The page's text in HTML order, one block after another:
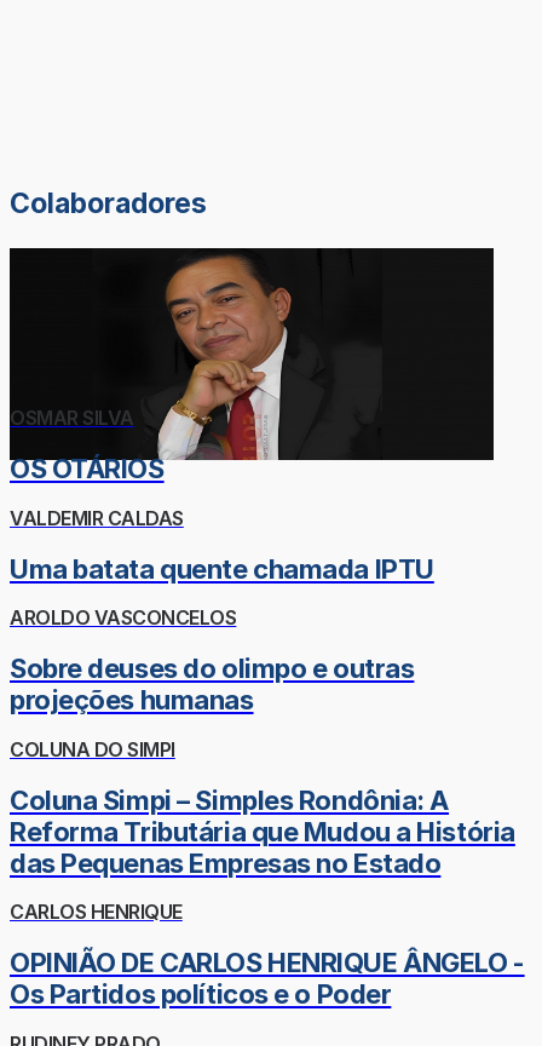
Colaboradores
OSMAR SILVA
OS OTÁRIOS
VALDEMIR CALDAS
Uma batata quente chamada IPTU
AROLDO VASCONCELOS
Sobre deuses do olimpo e outras
projeções humanas
COLUNA DO SIMPI
Coluna Simpi – Simples Rondônia: A
Reforma Tributária que Mudou a História
das Pequenas Empresas no Estado
CARLOS HENRIQUE
OPINIÃO DE CARLOS HENRIQUE ÂNGELO -
Os Partidos políticos e o Poder